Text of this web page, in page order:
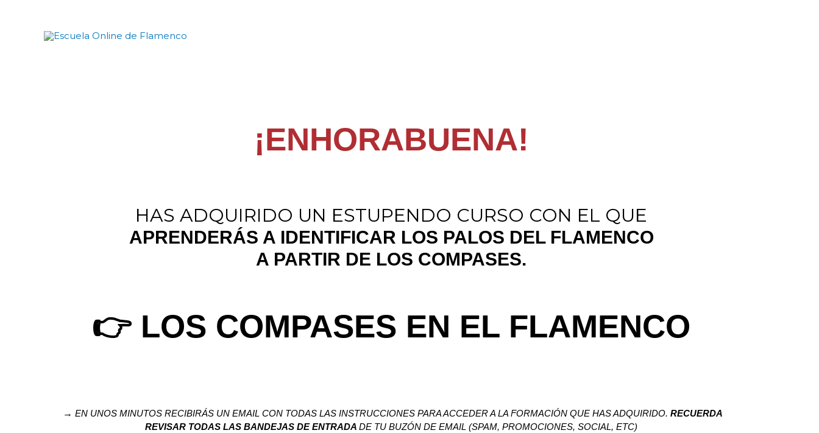
contenido
¡ENHORABUENA!
HAS ADQUIRIDO UN ESTUPENDO CURSO CON EL QUE
APRENDERÁS A IDENTIFICAR LOS PALOS DEL FLAMENCO
A PARTIR DE LOS COMPASES.
👉 LOS COMPASES EN EL FLAMENCO
→ EN UNOS MINUTOS RECIBIRÁS UN EMAIL CON TODAS LAS INSTRUCCIONES PARA ACCEDER A LA FORMACIÓN QUE HAS ADQUIRIDO. RECUERDA
REVISAR TODAS LAS BANDEJAS DE ENTRADA DE TU BUZÓN DE EMAIL (SPAM, PROMOCIONES, SOCIAL, ETC)